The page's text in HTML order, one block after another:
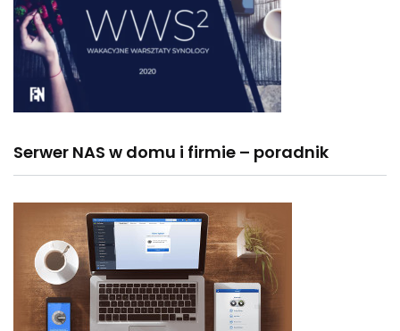
Serwer NAS w domu i firmie – poradnik